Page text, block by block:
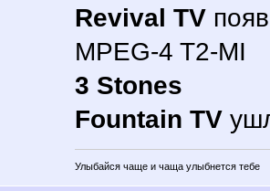
Revival TV
MPEG-4 T2-MI
3 Stones
Fountain TV
Улыбайся чаще и чаща улыбнется тебе